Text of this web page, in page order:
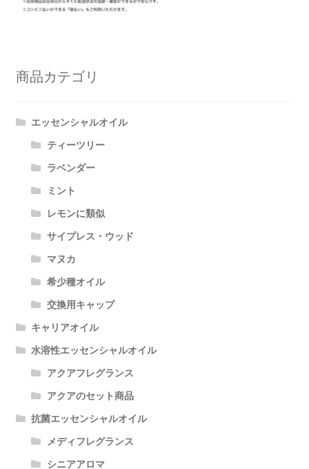
商品カテゴリ
エッセンシャルオイル
ティーツリー
ラベンダー
ミント
レモンに類似
サイプレス・ウッド
マヌカ
希少種オイル
交換用キャップ
キャリアオイル
水溶性エッセンシャルオイル
アクアフレグランス
アクアのセット商品
抗菌エッセンシャルオイル
メディフレグランス
シニアアロマ